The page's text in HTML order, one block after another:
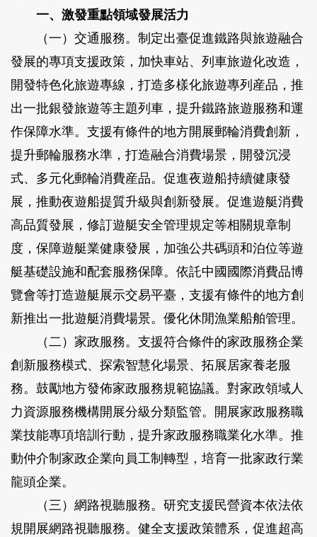
一、激發重點領域發展活力
（一）交通服務。 制定出臺促進鐵路與旅遊融合
發展的專項支援政策，加快車站、列車旅遊化改造，
開發特色化旅遊專線，打造多樣化旅遊專列産品，推
出一批銀發旅遊等主題列車，提升鐵路旅遊服務和運
作保障水準。支援有條件的地方開展郵輪消費創新，
提升郵輪服務水準，打造融合消費場景，開發沉浸
式、多元化郵輪消費産品。促進夜遊船持續健康發
展，推動夜遊船提質升級與創新發展。促進遊艇消費
高品質發展，修訂遊艇安全管理規定等相關規章制
度，保障遊艇業健康發展，加強公共碼頭和泊位等遊
艇基礎設施和配套服務保障。依託中國國際消費品博
覽會等打造遊艇展示交易平臺，支援有條件的地方創
新推出一批遊艇消費場景。優化休閒漁業船舶管理。
（二）家政服務。 支援符合條件的家政服務企業
創新服務模式、探索智慧化場景、拓展居家養老服
務。鼓勵地方發佈家政服務規範協議。對家政領域人
力資源服務機構開展分級分類監管。開展家政服務職
業技能專項培訓行動，提升家政服務職業化水準。推
動仲介制家政企業向員工制轉型，培育一批家政行業
龍頭企業。
（三）網路視聽服務。 研究支援民營資本依法依
規開展網路視聽服務。健全支援政策體系，促進超高